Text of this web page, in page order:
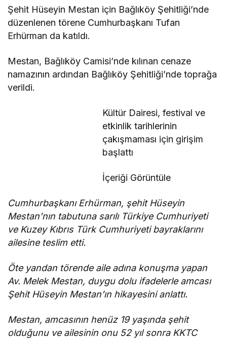
Şehit Hüseyin Mestan için Bağlıköy Şehitliği’nde
düzenlenen törene Cumhurbaşkanı Tufan
Erhürman da katıldı.
Mestan, Bağlıköy Camisi’nde kılınan cenaze
namazının ardından Bağlıköy Şehitliği’nde toprağa
verildi.
Kültür Dairesi, festival ve
etkinlik tarihlerinin
çakışmaması için girişim
başlattı
İçeriği Görüntüle
Cumhurbaşkanı Erhürman, şehit Hüseyin
Mestan’nın tabutuna sarılı Türkiye Cumhuriyeti
ve Kuzey Kıbrıs Türk Cumhuriyeti bayraklarını
ailesine teslim etti.
Öte yandan törende aile adına konuşma yapan
Av. Melek Mestan, duygu dolu ifadelerle amcası
Şehit Hüseyin Mestan’ın hikayesini anlattı.
Mestan, amcasının henüz 19 yaşında şehit
olduğunu ve ailesinin onu 52 yıl sonra KKTC